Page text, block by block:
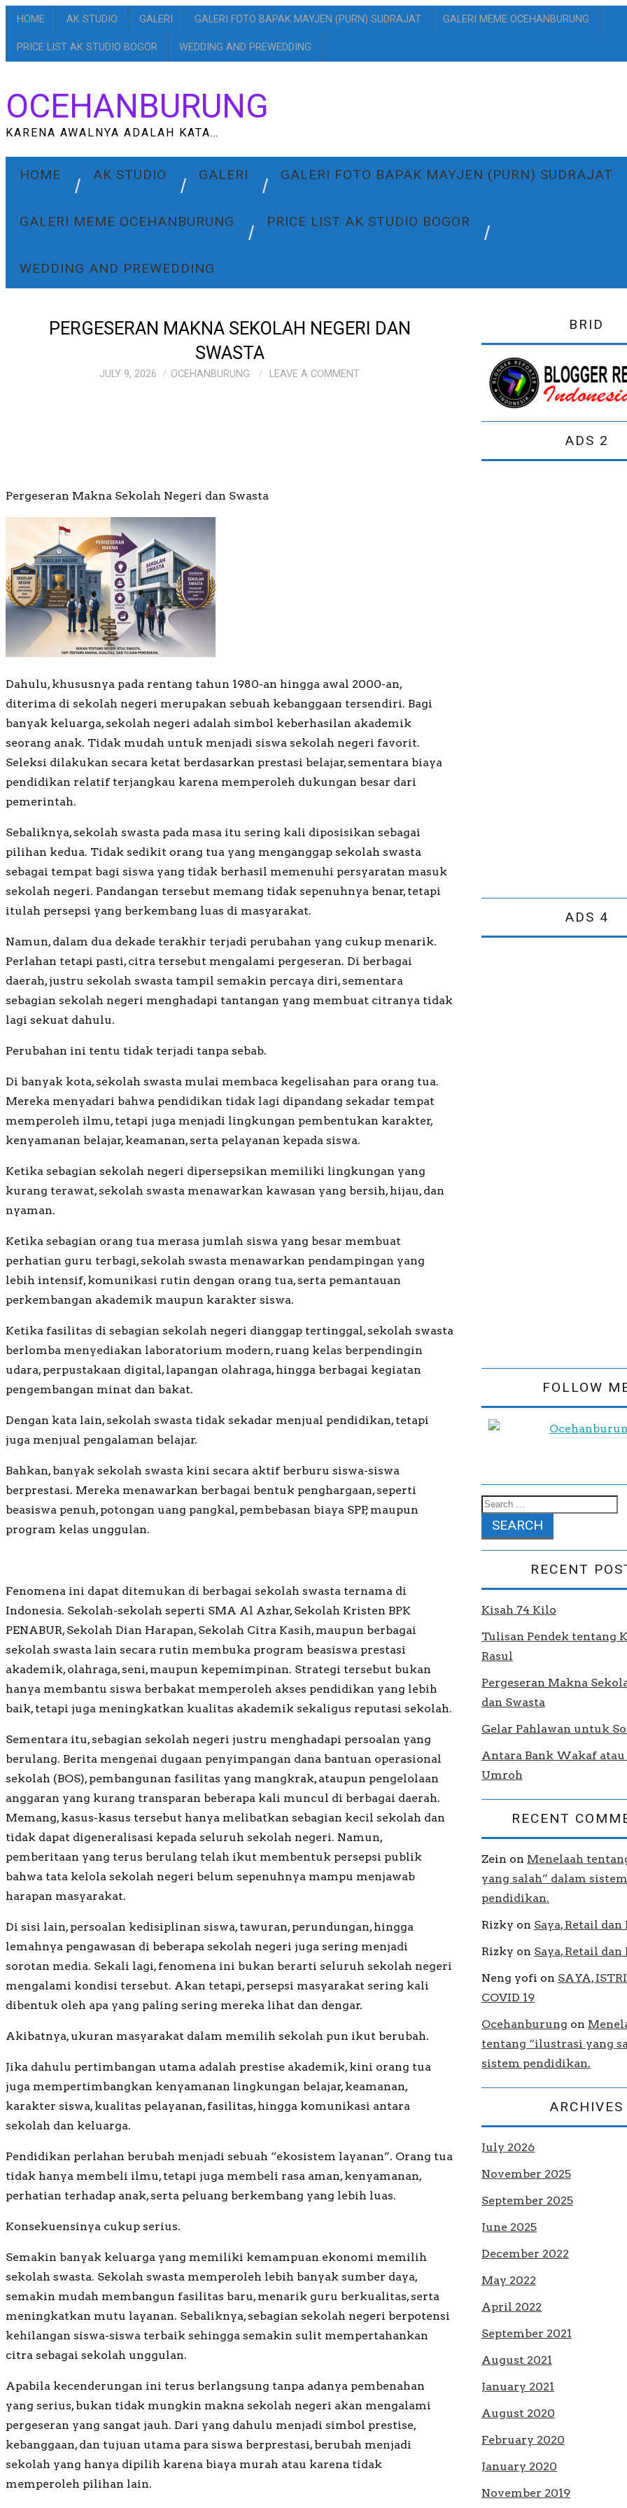
HOME AK STUDIO GALERI GALERI FOTO BAPAK MAYJEN (PURN) SUDRAJAT GALERI MEME OCEHANBURUNG
PRICE LIST AK STUDIO BOGOR WEDDING AND PREWEDDING
OCEHANBURUNG
KARENA AWALNYA ADALAH KATA…
HOME AK STUDIO GALERI GALERI FOTO BAPAK MAYJEN (PURN) SUDRAJAT
GALERI MEME OCEHANBURUNG PRICE LIST AK STUDIO BOGOR
WEDDING AND PREWEDDING
PERGESERAN MAKNA SEKOLAH NEGERI DAN
SWASTA
JULY 9, 2026 OCEHANBURUNG LEAVE A COMMENT
Pergeseran Makna Sekolah Negeri dan Swasta
Dahulu, khususnya pada rentang tahun 1980-an hingga awal 2000-an,
diterima di sekolah negeri merupakan sebuah kebanggaan tersendiri. Bagi
banyak keluarga, sekolah negeri adalah simbol keberhasilan akademik
seorang anak. Tidak mudah untuk menjadi siswa sekolah negeri favorit.
Seleksi dilakukan secara ketat berdasarkan prestasi belajar, sementara biaya
pendidikan relatif terjangkau karena memperoleh dukungan besar dari
pemerintah.
Sebaliknya, sekolah swasta pada masa itu sering kali diposisikan sebagai
pilihan kedua. Tidak sedikit orang tua yang menganggap sekolah swasta
sebagai tempat bagi siswa yang tidak berhasil memenuhi persyaratan masuk
sekolah negeri. Pandangan tersebut memang tidak sepenuhnya benar, tetapi
itulah persepsi yang berkembang luas di masyarakat.
Namun, dalam dua dekade terakhir terjadi perubahan yang cukup menarik.
Perlahan tetapi pasti, citra tersebut mengalami pergeseran. Di berbagai
daerah, justru sekolah swasta tampil semakin percaya diri, sementara
sebagian sekolah negeri menghadapi tantangan yang membuat citranya tidak
lagi sekuat dahulu.
Perubahan ini tentu tidak terjadi tanpa sebab.
Di banyak kota, sekolah swasta mulai membaca kegelisahan para orang tua.
Mereka menyadari bahwa pendidikan tidak lagi dipandang sekadar tempat
memperoleh ilmu, tetapi juga menjadi lingkungan pembentukan karakter,
kenyamanan belajar, keamanan, serta pelayanan kepada siswa.
Ketika sebagian sekolah negeri dipersepsikan memiliki lingkungan yang
kurang terawat, sekolah swasta menawarkan kawasan yang bersih, hijau, dan
nyaman.
Ketika sebagian orang tua merasa jumlah siswa yang besar membuat
perhatian guru terbagi, sekolah swasta menawarkan pendampingan yang
lebih intensif, komunikasi rutin dengan orang tua, serta pemantauan
perkembangan akademik maupun karakter siswa.
Ketika fasilitas di sebagian sekolah negeri dianggap tertinggal, sekolah swasta
berlomba menyediakan laboratorium modern, ruang kelas berpendingin
udara, perpustakaan digital, lapangan olahraga, hingga berbagai kegiatan
pengembangan minat dan bakat.
Dengan kata lain, sekolah swasta tidak sekadar menjual pendidikan, tetapi
juga menjual pengalaman belajar.
Bahkan, banyak sekolah swasta kini secara aktif berburu siswa-siswa
berprestasi. Mereka menawarkan berbagai bentuk penghargaan, seperti
beasiswa penuh, potongan uang pangkal, pembebasan biaya SPP, maupun
program kelas unggulan.
Fenomena ini dapat ditemukan di berbagai sekolah swasta ternama di
Indonesia. Sekolah-sekolah seperti SMA Al Azhar, Sekolah Kristen BPK
PENABUR, Sekolah Dian Harapan, Sekolah Citra Kasih, maupun berbagai
sekolah swasta lain secara rutin membuka program beasiswa prestasi
akademik, olahraga, seni, maupun kepemimpinan. Strategi tersebut bukan
hanya membantu siswa berbakat memperoleh akses pendidikan yang lebih
baik, tetapi juga meningkatkan kualitas akademik sekaligus reputasi sekolah.
Sementara itu, sebagian sekolah negeri justru menghadapi persoalan yang
berulang. Berita mengenai dugaan penyimpangan dana bantuan operasional
sekolah (BOS), pembangunan fasilitas yang mangkrak, ataupun pengelolaan
anggaran yang kurang transparan beberapa kali muncul di berbagai daerah.
Memang, kasus-kasus tersebut hanya melibatkan sebagian kecil sekolah dan
tidak dapat digeneralisasi kepada seluruh sekolah negeri. Namun,
pemberitaan yang terus berulang telah ikut membentuk persepsi publik
bahwa tata kelola sekolah negeri belum sepenuhnya mampu menjawab
harapan masyarakat.
Di sisi lain, persoalan kedisiplinan siswa, tawuran, perundungan, hingga
lemahnya pengawasan di beberapa sekolah negeri juga sering menjadi
sorotan media. Sekali lagi, fenomena ini bukan berarti seluruh sekolah negeri
mengalami kondisi tersebut. Akan tetapi, persepsi masyarakat sering kali
dibentuk oleh apa yang paling sering mereka lihat dan dengar.
Akibatnya, ukuran masyarakat dalam memilih sekolah pun ikut berubah.
Jika dahulu pertimbangan utama adalah prestise akademik, kini orang tua
juga mempertimbangkan kenyamanan lingkungan belajar, keamanan,
karakter siswa, kualitas pelayanan, fasilitas, hingga komunikasi antara
sekolah dan keluarga.
Pendidikan perlahan berubah menjadi sebuah “ekosistem layanan”. Orang tua
tidak hanya membeli ilmu, tetapi juga membeli rasa aman, kenyamanan,
perhatian terhadap anak, serta peluang berkembang yang lebih luas.
Konsekuensinya cukup serius.
Semakin banyak keluarga yang memiliki kemampuan ekonomi memilih
sekolah swasta. Sekolah swasta memperoleh lebih banyak sumber daya,
semakin mudah membangun fasilitas baru, menarik guru berkualitas, serta
meningkatkan mutu layanan. Sebaliknya, sebagian sekolah negeri berpotensi
kehilangan siswa-siswa terbaik sehingga semakin sulit mempertahankan
citra sebagai sekolah unggulan.
Apabila kecenderungan ini terus berlangsung tanpa adanya pembenahan
yang serius, bukan tidak mungkin makna sekolah negeri akan mengalami
pergeseran yang sangat jauh. Dari yang dahulu menjadi simbol prestise,
kebanggaan, dan tujuan utama para siswa berprestasi, berubah menjadi
sekolah yang hanya dipilih karena biaya murah atau karena tidak
memperoleh pilihan lain.
BRID
ADS 2
ADS 4
FOLLOW
RECENT
Kisah 74 Kilo
Tulisan Pendek tentang
Rasul
Pergeseran Makna
dan Swasta
Gelar Pahlawan untuk
Antara Bank Wakaf atau
Umroh
RECENT
Zein on Menelaah
yang salah” dalam sistem
pendidikan.
Rizky on Saya, Retail
Rizky on Saya, Retail
Neng yofi on SAYA,
COVID 19
Ocehanburung on
tentang “ilustrasi yang
sistem pendidikan.
ARCHIVES
July 2026
November 2025
September 2025
June 2025
December 2022
May 2022
April 2022
September 2021
August 2021
January 2021
August 2020
February 2020
January 2020
November 2019